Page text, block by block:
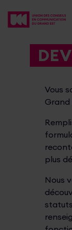
Vous
Grand
plus
Nous